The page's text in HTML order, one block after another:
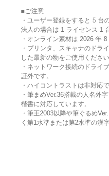
■ご注意
・ユーザー登録をすると 5 台
法人の場合は 1 ライセンス 1
・オンライン素材は 2026 年 8
・プリンタ、スキャナのドラ
した最新の物をご使用ください
・ネットワーク接続のドライ
証外です。
・ハイコントラストは非対応で
・筆まめVer.36搭載の人名外
楷書に対応しています。
・筆王2003以降や筆ぐるめ
く第1水準または第2水準の漢